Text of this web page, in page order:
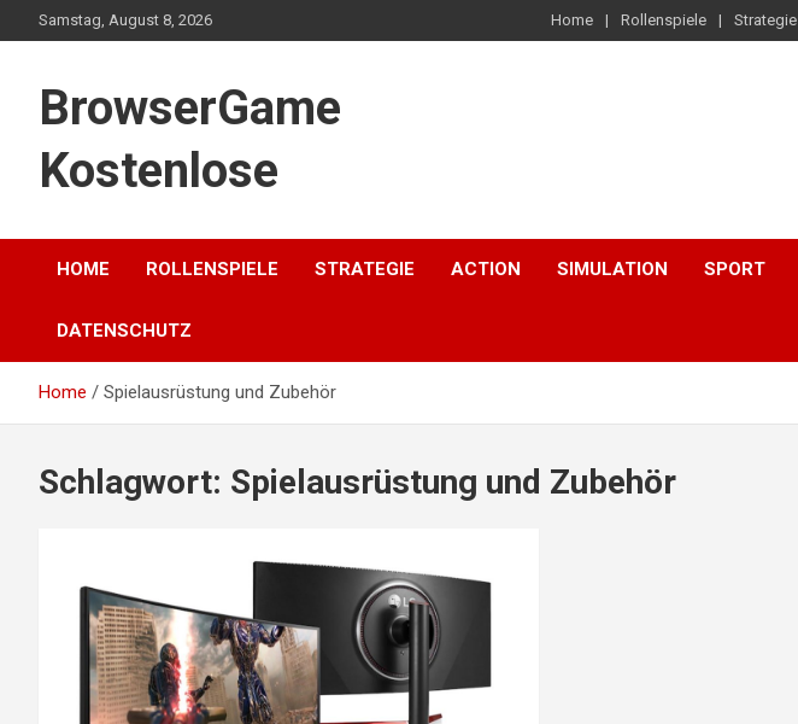
to
Samstag, August 8, 2026 Home Rollenspiele Strategie
BrowserGame
Kostenlose
HOME ROLLENSPIELE STRATEGIE ACTION SIMULATION SPORT
DATENSCHUTZ
Home Spielausrüstung und Zubehör
Schlagwort: Spielausrüstung und Zubehör